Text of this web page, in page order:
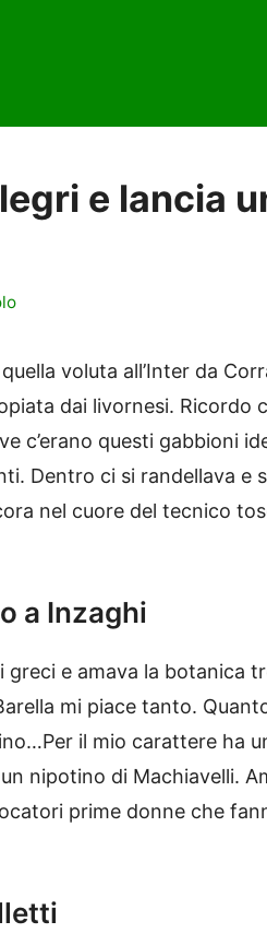
e lancia
voluta all’Inter da
dai livornesi. Ricordo
c’erano questi gabbioni
Dentro ci si randellava e
nel cuore del tecnico
a Inzaghi
greci e amava la botanica
mi piace tanto.
il mio carattere ha
nipotino di Machiavelli.
prime donne che